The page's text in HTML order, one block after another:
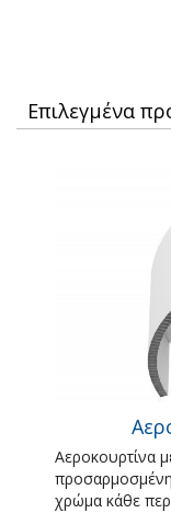
Επιλεγμένα
Αεροκουρτίνα
χρώμα κάθε